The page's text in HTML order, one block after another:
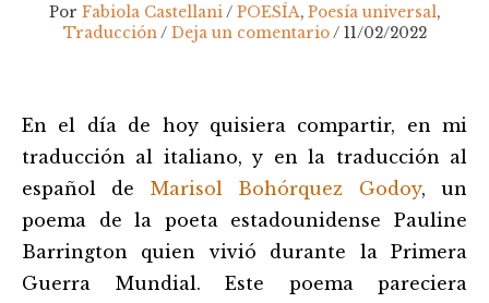
Por Fabiola Castellani/ POESÍA, Poesía universal,
Traducción/ Deja un comentario / 11/02/2022
En el día de hoy quisiera compartir, en mi
traducción al italiano, y en la traducción al
español de Marisol Bohórquez Godoy, un
poema de la poeta estadounidense Pauline
Barrington quien vivió durante la Primera
Guerra Mundial. Este poema pareciera
de
entradas